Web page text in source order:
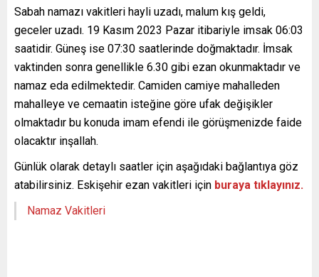
Sabah namazı vakitleri hayli uzadı, malum kış geldi,
geceler uzadı. 19 Kasım 2023 Pazar itibariyle imsak 06:03
saatidir. Güneş ise 07:30 saatlerinde doğmaktadır. İmsak
vaktinden sonra genellikle 6.30 gibi ezan okunmaktadır ve
namaz eda edilmektedir. Camiden camiye mahalleden
mahalleye ve cemaatin isteğine göre ufak değişikler
olmaktadır bu konuda imam efendi ile görüşmenizde faide
olacaktır inşallah.
Günlük olarak detaylı saatler için aşağıdaki bağlantıya göz
atabilirsiniz. Eskişehir ezan vakitleri için buraya tıklayınız.
Namaz Vakitleri